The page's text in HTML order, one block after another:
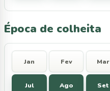
Época de colheita
Jan Fev Mar
Jul Ago Set